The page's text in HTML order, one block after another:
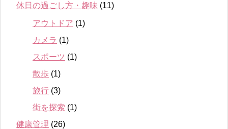
休日の過ごし方・趣味 (11)
アウトドア (1)
カメラ (1)
スポーツ (1)
散歩 (1)
旅行 (3)
街を探索 (1)
健康管理 (26)